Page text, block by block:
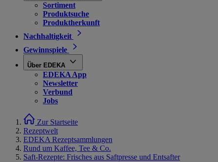
Sortiment
Produktsuche
Produktherkunft
Nachhaltigkeit
Gewinnspiele
Über EDEKA
EDEKA App
Newsletter
Verbund
Jobs
Zur Startseite
Rezeptwelt
EDEKA Rezeptsammlungen
Rund um Kaffee, Tee & Co.
Saft-Rezepte: Frisches aus Saftpresse und Entsafter